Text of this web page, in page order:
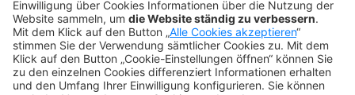
Tipps & Tricks
Newsletter
Abo kündigen
Widerruf
SONSTIGES